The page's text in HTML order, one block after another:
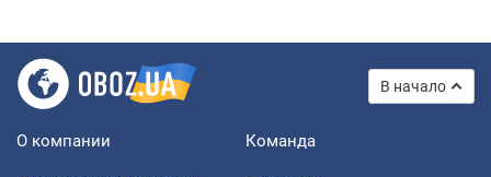
В начало
О компании Команда